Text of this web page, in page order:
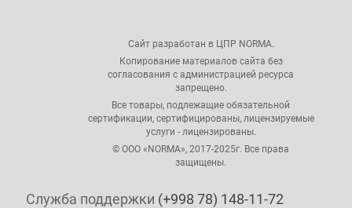
Сайт разработан в ЦПР NORMA.
Копирование материалов сайта без
согласования с администрацией ресурса
запрещено.
Все товары, подлежащие обязательной
сертификации, сертифицированы, лицензируемые
услуги - лицензированы.
© ООО «NORMA», 2017-2025г. Все права
защищены.
Служба поддержки (+998 78) 148-11-72